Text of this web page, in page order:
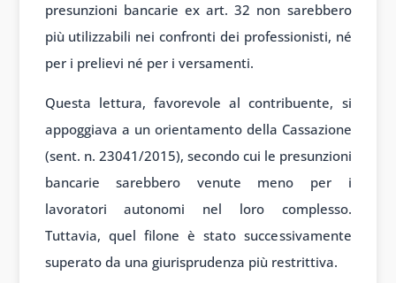
presunzioni bancarie ex art. 32 non sarebbero
più utilizzabili nei confronti dei professionisti, né
per i prelievi né per i versamenti.
Questa lettura, favorevole al contribuente, si
appoggiava a un orientamento della Cassazione
(sent. n. 23041/2015), secondo cui le presunzioni
bancarie sarebbero venute meno per i
lavoratori autonomi nel loro complesso.
Tuttavia, quel filone è stato successivamente
superato da una giurisprudenza più restrittiva.